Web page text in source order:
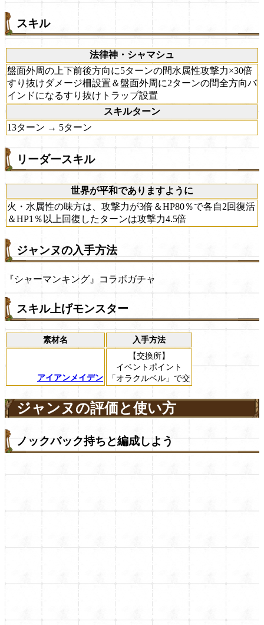
スキル
法律神・シャマシュ
盤面外周の上下前後方向に5ターンの間水属性攻撃力×30倍
すり抜けダメージ柵設置＆盤面外周に2ターンの間全方向バ
インドになるすり抜けトラップ設置
スキルターン
13ターン → 5ターン
リーダースキル
世界が平和でありますように
火・水属性の味方は、攻撃力が3倍＆HP80％で各自2回復活
＆HP1％以上回復したターンは攻撃力4.5倍
ジャンヌの入手方法
『シャーマンキング』コラボガチャ
スキル上げモンスター
素材名 入手方法
アイアンメイデン
【交換所】
イベントポイント
「オラクルベル」で交
ジャンヌの評価と使い方
ノックバック持ちと編成しよう